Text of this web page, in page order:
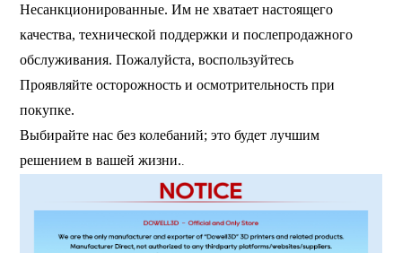
Несанкционированные. Им не хватает настоящего
качества, технической поддержки и послепродажного
обслуживания. Пожалуйста, воспользуйтесь
Проявляйте осторожность и осмотрительность при
покупке.
Выбирайте нас без колебаний; это будет лучшим
решением в вашей жизни.